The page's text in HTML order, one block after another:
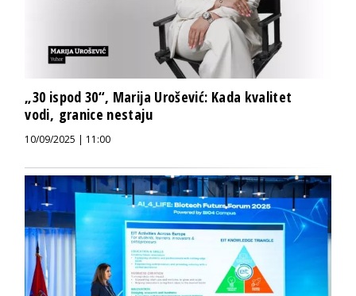
„30 ispod 30“, Marija Urošević: Kada kvalitet
vodi, granice nestaju
10/09/2025 | 11:00